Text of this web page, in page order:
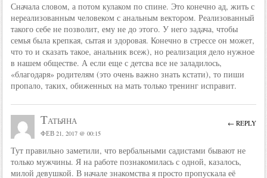
Сначала словом, а потом кулаком по спине. Это конечно ад, жить с
нереализованным человеком с анальным вектором. Реализованный
такого себе не позволит, ему не до этого. У него задача, чтобы
семья была крепкая, сытая и здоровая. Конечно в стрессе он может,
что то и сказать такое, анальник всеж), но реализация дело нужное
в нашем обществе. А если еще с детсва все не заладилось,
«благодаря» родителям (это очень важно знать кстати), то пиши
пропало, таких, обиженных на мать только тренинг исправит.
Татьяна
ФЕВ 21, 2017 @ 00:15
Тут правильно заметили, что вербальными садистами бывают не
только мужчины. Я на работе познакомилась с одной, казалось,
милой девушкой. В начале знакомства я просто пропускала её
← REPLY